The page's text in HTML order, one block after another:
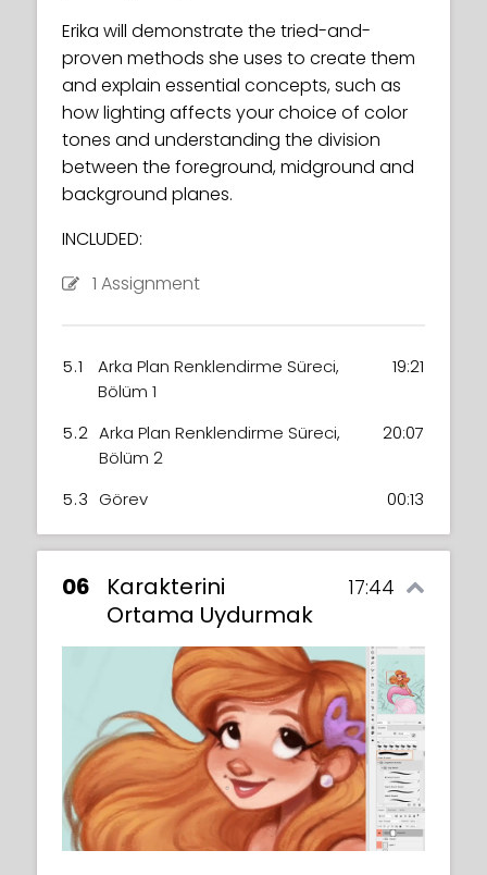
Erika will demonstrate the tried-and-
proven methods she uses to create them
and explain essential concepts, such as
how lighting affects your choice of color
tones and understanding the division
between the foreground, midground and
background planes.
INCLUDED:
1 Assignment
5.1
Arka Plan Renklendirme Süreci,
Bölüm 1
19:21
5.2 Arka Plan Renklendirme Süreci,
Bölüm 2
20:07
5.3 Görev 00:13
06
Karakterini
Ortama Uydurmak
17:44